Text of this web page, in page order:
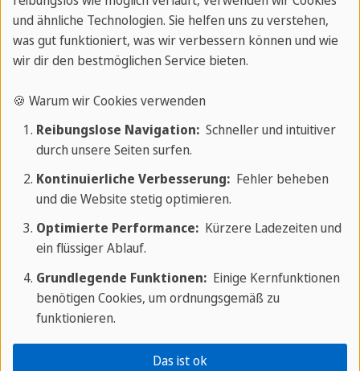
Verbkonjugationen
Yo -ía diría
Tú -ías dirías
Él / Ella / Usted -ía diría
Nosotros /
Nosotras
-íamos diríamos
Vosotros / Vosotras -íais diríais
und ähnliche Technologien. Sie helfen uns zu verstehen,
was gut funktioniert, was wir verbessern können und wie
wir dir den bestmöglichen Service bieten.
🍪 Warum wir Cookies verwenden
Reibungslose Navigation:Schneller und intuitiver
durch unsere Seiten surfen.
Kontinuierliche Verbesserung:Fehler beheben
und die Website stetig optimieren.
Optimierte Performance:Kürzere Ladezeiten und
ein flüssiger Ablauf.
Grundlegende Funktionen:Einige Kernfunktionen
benötigen Cookies, um ordnungsgemäß zu
funktionieren.
Das ist ok